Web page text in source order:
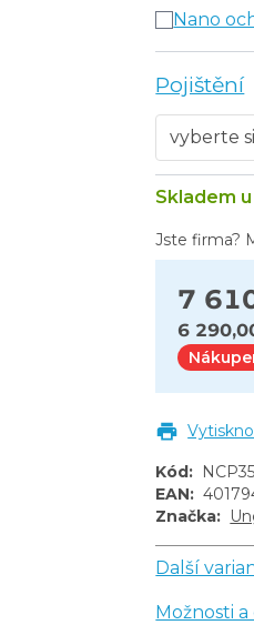
7
6
Skladem
Nano
Pojištění
Jste firma?
Kód: NCP35
EAN:
Značka:
Další
Možnosti